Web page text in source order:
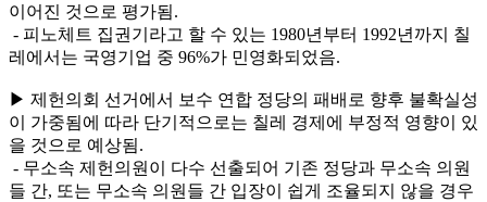
이어진 것으로 평가됨.
- 피노체트 집권기라고 할 수 있는 1980년부터 1992년까지 칠
레에서는 국영기업 중 96%가 민영화되었음.
▶ 제헌의회 선거에서 보수 연합 정당의 패배로 향후 불확실성
이 가중됨에 따라 단기적으로는 칠레 경제에 부정적 영향이 있
을 것으로 예상됨.
- 무소속 제헌의원이 다수 선출되어 기존 정당과 무소속 의원
들 간, 또는 무소속 의원들 간 입장이 쉽게 조율되지 않을 경우